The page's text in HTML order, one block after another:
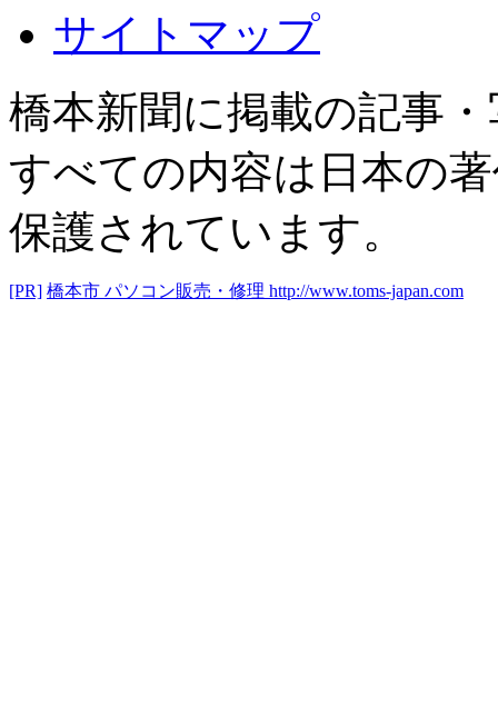
サイトマップ
橋本新聞に掲載の記事
すべての内容は日本の
保護されています。
[PR] 橋本市 パソコン販売・修理 http://www.toms-japan.com